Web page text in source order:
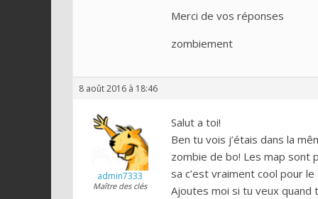
Merci de vos réponses
zombiement
8 août 2016 à 18:46
admin7333
Maître des clés
Salut a toi!
Ben tu vois j’étais dans la
zombie de bo! Les map sont
sa c’est vraiment cool pour le
Ajoutes moi si tu veux quand